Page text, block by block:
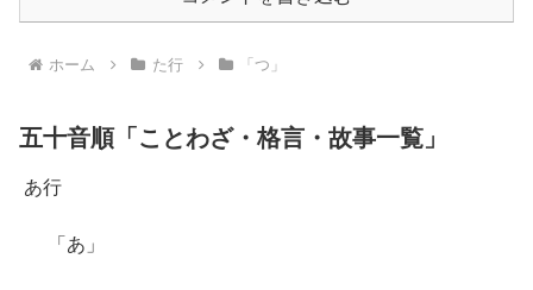
ホーム た行 「つ」
五十音順「ことわざ・格言・故事一覧」
あ行
「あ」